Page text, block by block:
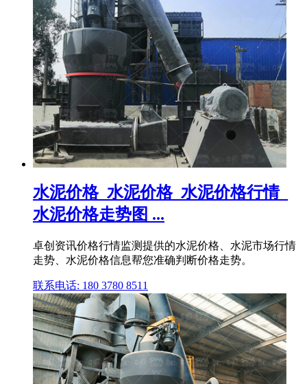
水泥价格_水泥价格_水泥价格行情_
水泥价格走势图 ...
卓创资讯价格行情监测提供的水泥价格、水泥市场行情
走势、水泥价格信息帮您准确判断价格走势。
联系电话: 180 3780 8511